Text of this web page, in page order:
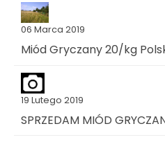
06 Marca 2019
Miód Gryczany 20/kg
19 Lutego 2019
SPRZEDAM MIÓD